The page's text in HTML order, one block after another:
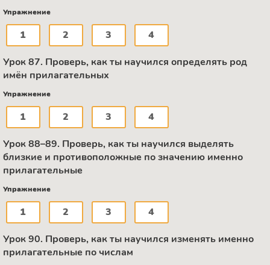
Упражнение
1 2 3 4
Урок 87. Проверь, как ты научился определять род
имён прилагательных
Упражнение
1 2 3 4
Урок 88–89. Проверь, как ты научился выделять
близкие и противоположные по значению именно
прилагательные
Упражнение
1 2 3 4
Урок 90. Проверь, как ты научился изменять именно
прилагательные по числам